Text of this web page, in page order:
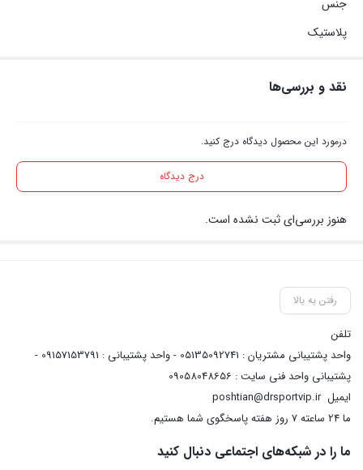
جنس
پلاستیک
نقد و بررسی‌ها
درمورد این محصول دیدگاه درج کنید.
درج دیدگاه
هنوز بررسی‌ای ثبت نشده است.
رفتن به بالا
تلفن
واحد پشتیبانی مشتریان : 05135092741 - واحد پشتیبانی : 09157153791 -
پشتیبانی واحد فنی سایت : 09058048656
ایمیلposhtian@drsportvip.ir
ما 24 ساعته 7 روز هفته پاسخگوی شما هستیم.
ما را در شبکه‌های اجتماعی دنبال کنید